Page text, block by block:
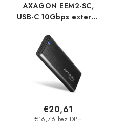
AXAGON EEM2-SC,
USB-C 10Gbps externý
SSD, bezskrutkový,
rebrovaný hliník
Axagon
€16,76 bez DPH
€20,61